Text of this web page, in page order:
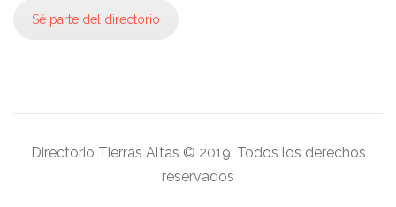
Sé parte del directorio
Directorio Tierras Altas © 2019. Todos los derechos
reservados